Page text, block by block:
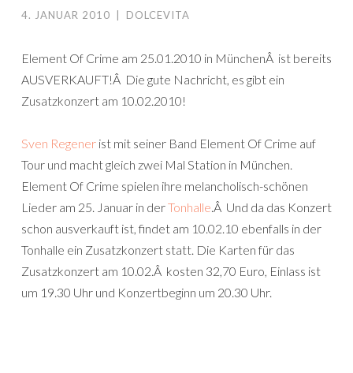
4. JANUAR 2010 DOLCEVITA
Element Of Crime am 25.01.2010 in MünchenÂ ist bereits
AUSVERKAUFT!Â Die gute Nachricht, es gibt ein
Zusatzkonzert am 10.02.2010!
Sven Regener ist mit seiner Band Element Of Crime auf
Tour und macht gleich zwei Mal Station in München.
Element Of Crime spielen ihre melancholisch-schönen
Lieder am 25. Januar in derTonhalle.Â Und da das Konzert
schon ausverkauft ist, findet am 10.02.10 ebenfalls in der
Tonhalle ein Zusatzkonzert statt. Die Karten für das
Zusatzkonzert am 10.02.Â kosten 32,70 Euro, Einlass ist
um 19.30 Uhr und Konzertbeginn um 20.30 Uhr.